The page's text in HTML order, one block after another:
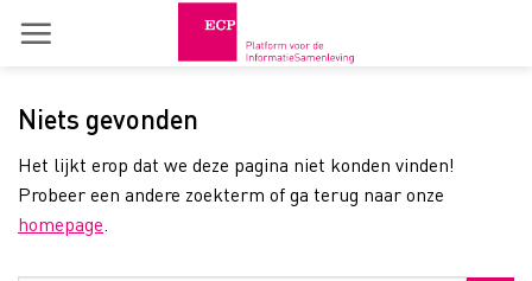
Niets gevonden
Het lijkt erop dat we deze pagina niet konden vinden!
Probeer een andere zoekterm of ga terug naar onze
homepage